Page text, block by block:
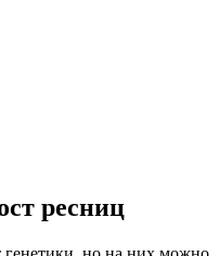
ресниц